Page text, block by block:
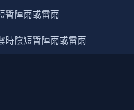
暫陣雨或雷雨
時陰短暫陣雨或雷雨